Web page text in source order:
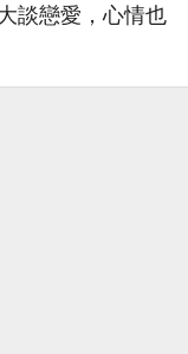
談戀愛，心情也